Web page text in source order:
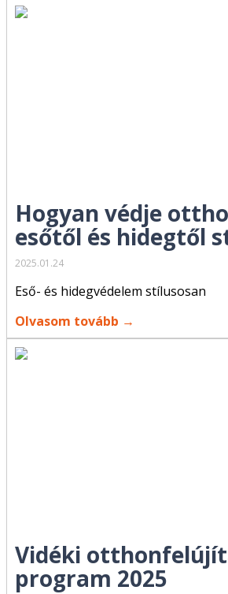
Hogyan védje
esőtől és hidegtől
2025.01.24
Eső- és hidegvédelem stílusosan
Olvasom tovább →
Vidéki
program 2025